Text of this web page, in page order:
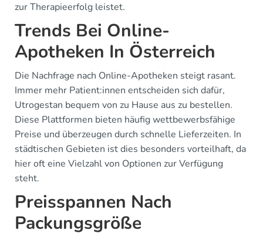
zur Therapieerfolg leistet.
Trends Bei Online-
Apotheken In Österreich
Die Nachfrage nach Online-Apotheken steigt rasant.
Immer mehr Patient:innen entscheiden sich dafür,
Utrogestan bequem von zu Hause aus zu bestellen.
Diese Plattformen bieten häufig wettbewerbsfähige
Preise und überzeugen durch schnelle Lieferzeiten. In
städtischen Gebieten ist dies besonders vorteilhaft, da
hier oft eine Vielzahl von Optionen zur Verfügung
steht.
Preisspannen Nach
Packungsgröße